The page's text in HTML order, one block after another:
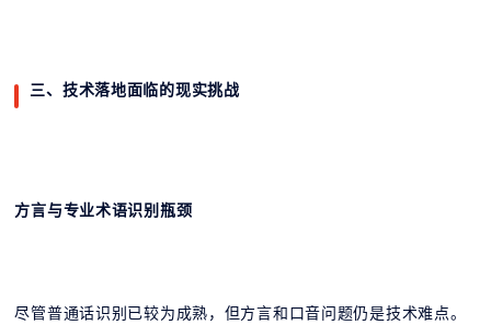
三、技术落地面临的现实挑战
方言与专业术语识别瓶颈
尽管普通话识别已较为成熟，但方言和口音问题仍是技术难点。